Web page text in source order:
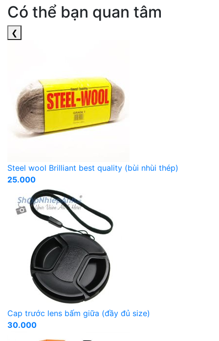
Có thể bạn quan tâm
❮
Steel wool Brilliant best quality (bùi nhùi thép)
25.000
Cap trước lens bấm giữa (đầy đủ size)
30.000